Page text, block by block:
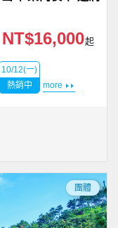
NT$16,000起
10/12(一)
熱銷中
more
團體